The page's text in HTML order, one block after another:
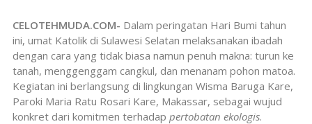
CELOTEHMUDA.COM- Dalam peringatan Hari Bumi tahun
ini, umat Katolik di Sulawesi Selatan melaksanakan ibadah
dengan cara yang tidak biasa namun penuh makna: turun ke
tanah, menggenggam cangkul, dan menanam pohon matoa.
Kegiatan ini berlangsung di lingkungan Wisma Baruga Kare,
Paroki Maria Ratu Rosari Kare, Makassar, sebagai wujud
konkret dari komitmen terhadap pertobatan ekologis.